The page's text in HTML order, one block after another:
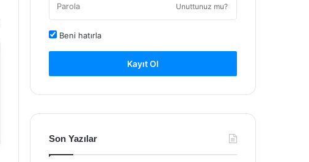
Unuttunuz mu?
Beni hatırla
Kayıt Ol
Son Yazılar